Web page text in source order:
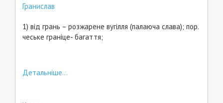
Гранислав
1) від грань – розжарене вугілля (палаюча слава); пор.
чеське граніце- багаття;
Детальніше...